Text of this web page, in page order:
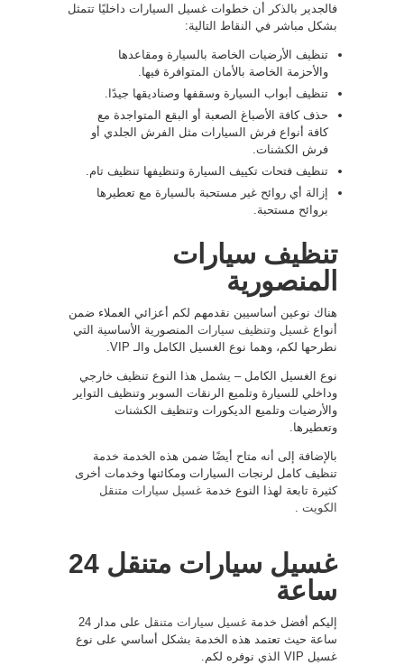
فالجدير بالذكر أن خطوات غسيل السيارات داخليًا تتمثل
بشكل مباشر في النقاط التالية:
تنظيف الأرضيات الخاصة بالسيارة ومقاعدها
والأحزمة الخاصة بالأمان المتوافرة فيها.
تنظيف أبواب السيارة وسقفها وصناديقها جيدًا.
حذف كافة الأصباغ الصعبة أو البقع المتواجدة مع
كافة أنواع فرش السيارات مثل الفرش الجلدي أو
فرش الكشنات.
تنظيف فتحات تكييف السيارة وتنظيفها تنظيف تام.
إزالة أي روائح غير مستحبة بالسيارة مع تعطيرها
بروائح مستحبة.
تنظيف سيارات
المنصورية
هناك نوعين أساسيين نقدمهم لكم أعزائي العملاء ضمن
أنواع غسيل وتنظيف سيارات المنصورية الأساسية التي
نطرحها لكم، وهما نوع الغسيل الكامل والـ VIP.
نوع الغسيل الكامل – يشمل هذا النوع تنظيف خارجي
وداخلي للسيارة وتلميع الرنقات السوبر وتنظيف التواير
والأرضيات وتلميع الديكورات وتنظيف الكشنات
وتعطيرها.
بالإضافة إلى أنه متاح أيضًا ضمن هذه الخدمة خدمة
تنظيف كامل لرنجات السيارات ومكائنها وخدمات أخرى
كثيرة تابعة لهذا النوع خدمة غسيل سيارات متنقل
الكويت
غسيل سيارات متنقل 24
ساعة
إليكم أفضل خدمة غسيل سيارات متنقل
على مدار 24
ساعة حيث تعتمد هذه الخدمة بشكل أساسي على نوع
غسيل VIP الذي نوفره لكم.